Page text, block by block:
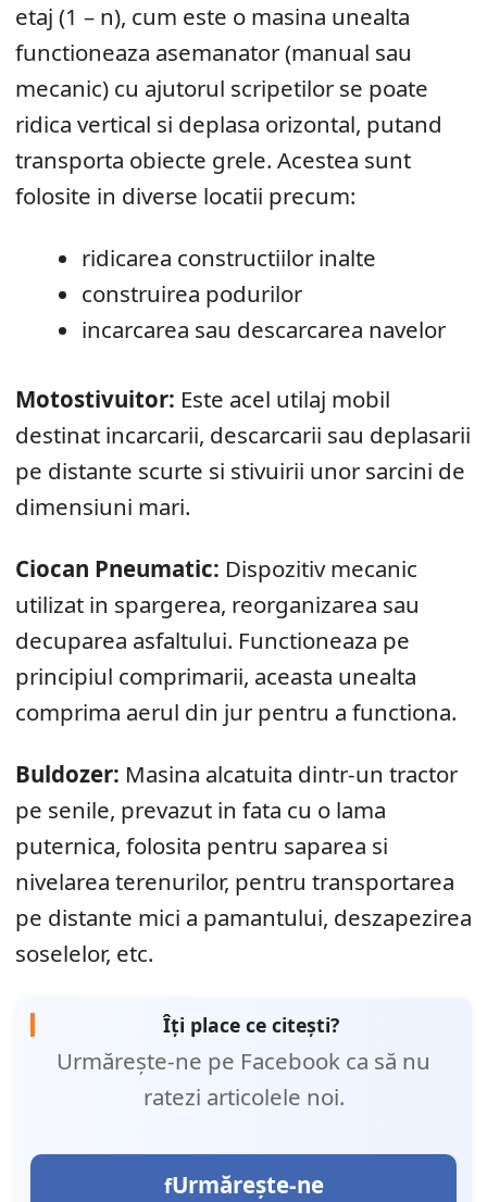
etaj (1 – n), cum este o masina unealta
functioneaza asemanator (manual sau
mecanic) cu ajutorul scripetilor se poate
ridica vertical si deplasa orizontal, putand
transporta obiecte grele. Acestea sunt
folosite in diverse locatii precum:
ridicarea constructiilor inalte
construirea podurilor
incarcarea sau descarcarea navelor
Motostivuitor: Este acel utilaj mobil
destinat incarcarii, descarcarii sau deplasarii
pe distante scurte si stivuirii unor sarcini de
dimensiuni mari.
Ciocan Pneumatic: Dispozitiv mecanic
utilizat in spargerea, reorganizarea sau
decuparea asfaltului. Functioneaza pe
principiul comprimarii, aceasta unealta
comprima aerul din jur pentru a functiona.
Buldozer: Masina alcatuita dintr-un tractor
pe senile, prevazut in fata cu o lama
puternica, folosita pentru saparea si
nivelarea terenurilor, pentru transportarea
pe distante mici a pamantului, deszapezirea
soselelor, etc.
Îți place ce citești?
Urmărește-ne pe Facebook ca să nu
ratezi articolele noi.
Urmărește-ne